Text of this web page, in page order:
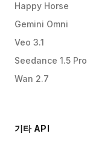
Happy Horse
Gemini Omni
Veo 3.1
Seedance 1.5 Pro
Wan 2.7
기타 API